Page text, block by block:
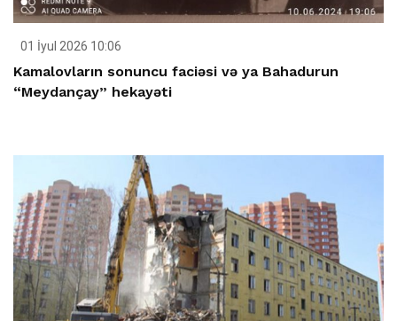
01 İyul 2026 10:06
Kamalovların sonuncu faciəsi və ya Bahadurun
“Meydançay” hekayəti